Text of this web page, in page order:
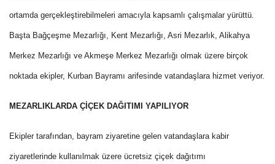
ortamda gerçekleştirebilmeleri amacıyla kapsamlı çalışmalar yürüttü.
Başta Bağçeşme Mezarlığı, Kent Mezarlığı, Asri Mezarlık, Alikahya
Merkez Mezarlığı ve Akmeşe Merkez Mezarlığı olmak üzere birçok
noktada ekipler, Kurban Bayramı arifesinde vatandaşlara hizmet veriyor.
MEZARLIKLARDA ÇİÇEK DAĞITIMI YAPILIYOR
Ekipler tarafından, bayram ziyaretine gelen vatandaşlara kabir
ziyaretlerinde kullanılmak üzere ücretsiz çiçek dağıtımı